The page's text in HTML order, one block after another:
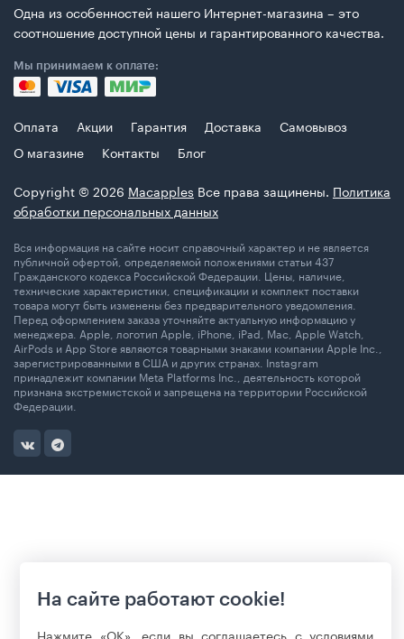
Одна из особенностей нашего Интернет-магазина – это
соотношение доступной цены и гарантированного качества.
Мы принимаем к оплате:
Оплата Акции Гарантия Доставка
Самовывоз
О магазине
Контакты
Блог
Copyright © 2026 Macapples Все права защинены. Политика
обработки персональных данных
Вся информация на сайте носит справочный характер и не является
публичной офертой, определяемой положениями статьи 437
Гражданского кодекса Российской Федерации. Цены, наличие,
технические характеристики, спецификации и комплект поставки
товара могут быть изменены без предварительного уведомления.
Перед оформлением заказа уточняйте актуальную информацию у
менеджера. Apple, логотип Apple, iPhone, iPad, Mac, Apple Watch,
AirPods и App Store являются товарными знаками компании Apple Inc.,
зарегистрированными в США и других странах. Instagram
принадлежит компании Meta Platforms Inc., деятельность которой
признана экстремистской и запрещена на территории Российской
Федерации.
На сайте работают cookie!
Нажмите «ОК», если вы соглашаетесь с условиями